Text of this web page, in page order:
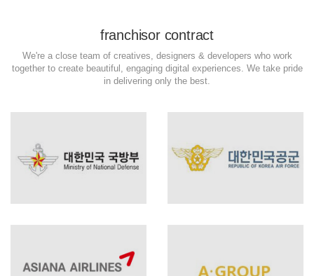
franchisor contract
We're a close team of creatives, designers & developers who work
together to create beautiful, engaging digital experiences. We take pride
in delivering only the best.